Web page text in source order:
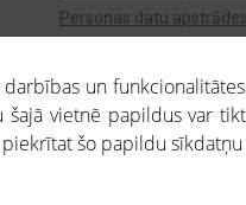
Personas datu
ietvaros saņemtajai informācijai
un
vietnē papildus var
piekrītat šo papildu